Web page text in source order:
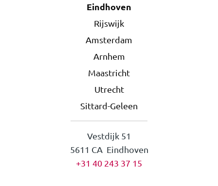
Eindhoven
Rijswijk
Amsterdam
Arnhem
Maastricht
Utrecht
Sittard-Geleen
Vestdijk 51
5611 CA Eindhoven
+31 40 243 37 15